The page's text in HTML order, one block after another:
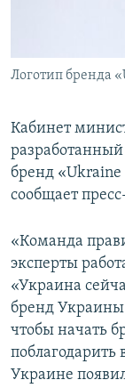
ELIFBE
Все сайты
Логотип бренда
Кабинет
разработанный
бренд «Ukraine
сообщает
«Команда
эксперты
«Украина
бренд
чтобы начать
поблагодарить
Украине